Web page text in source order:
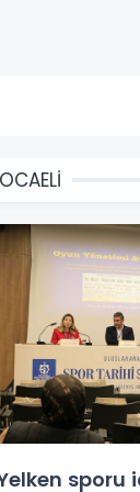
sporu